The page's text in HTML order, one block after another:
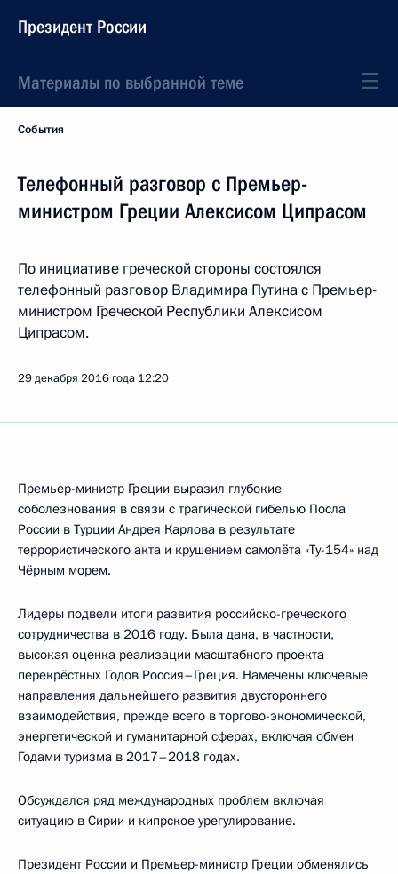
Президент России
Материалы по выбранной теме
События
Телефонный разговор с Премьер-
министром Греции Алексисом Ципрасом
По инициативе греческой стороны состоялся
телефонный разговор Владимира Путина с Премьер-
министром Греческой Республики Алексисом
Ципрасом.
29 декабря 2016 года 12:20
Премьер-министр Греции выразил глубокие
соболезнования в связи с трагической гибелью Посла
России в Турции Андрея Карлова в результате
террористического акта и крушением самолёта «Ту-154» над
Чёрным морем.
Лидеры подвели итоги развития российско-греческого
сотрудничества в 2016 году. Была дана, в частности,
высокая оценка реализации масштабного проекта
перекрёстных Годов Россия–Греция. Намечены ключевые
направления дальнейшего развития двустороннего
взаимодействия, прежде всего в торгово-экономической,
энергетической и гуманитарной сферах, включая обмен
Годами туризма в 2017–2018 годах.
Обсуждался ряд международных проблем включая
ситуацию в Сирии и кипрское урегулирование.
Президент России и Премьер-министр Греции обменялись